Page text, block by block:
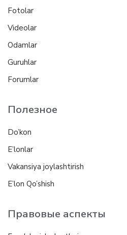
Fotolar
Videolar
Odamlar
Guruhlar
Forumlar
Полезное
Do’kon
E’lonlar
Vakansiya joylashtirish
E’lon Qo’shish
Правовые аспекты